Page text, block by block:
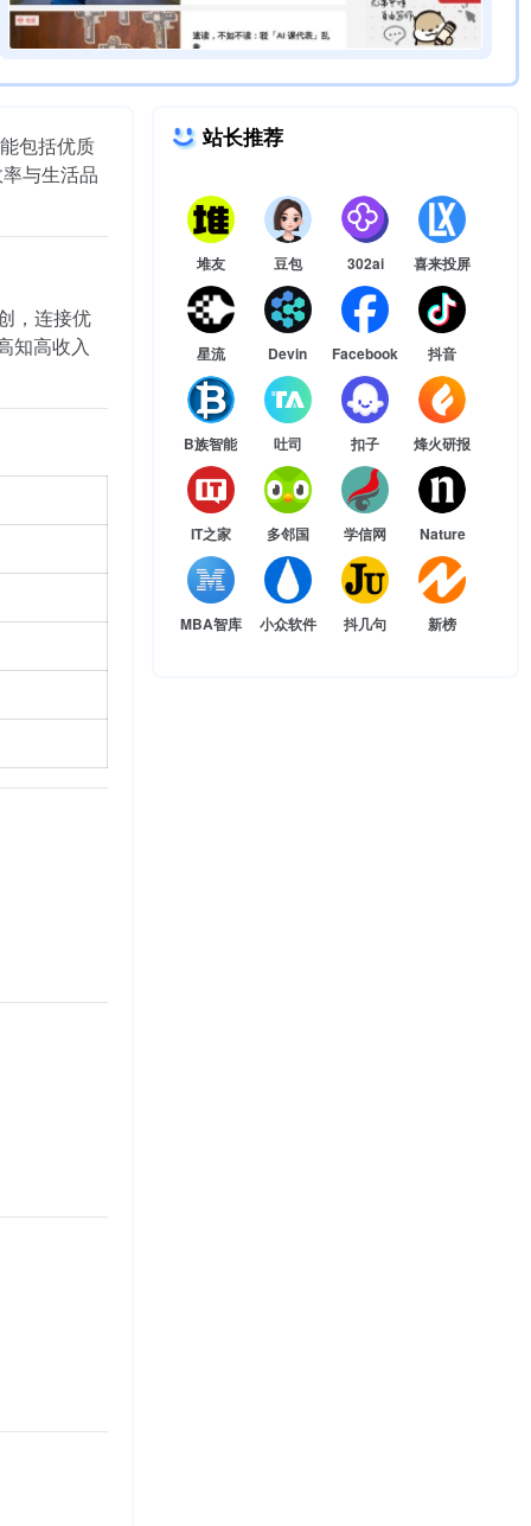
包括优质
与生活品
，连接优
知高收入
站长推荐
堆友 豆包 302ai 喜来投屏
星流 Devin Facebook 抖音
B族智能 吐司 扣子 烽火研报
IT之家 多邻国 学信网 Nature
MBA智库 小众软件 抖几句 新榜